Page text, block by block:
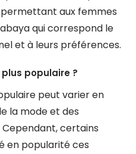
permettant aux femmes
qui correspond le
et à leurs préférences.
populaire ?
peut varier en
la mode et des
certains
en popularité ces